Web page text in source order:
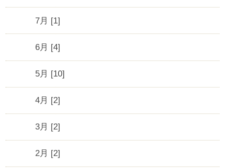
7月 [1]
6月 [4]
5月 [10]
4月 [2]
3月 [2]
2月 [2]